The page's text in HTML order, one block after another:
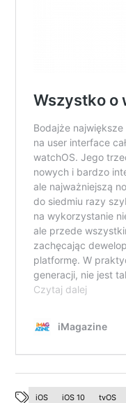
iOS iOS 10 tvOS